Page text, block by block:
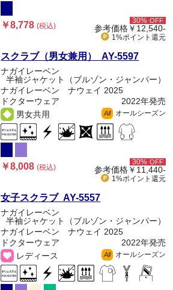
￥8,778(税込)
30% OFF
参考価格￥12,540-
1%ポイント 還元
スクラブ（男女兼用） AY-5597
ナガイレーベン
半袖ジャケット（ブルゾン・ジャンパー）
ナガイレーベン ナウェイ 2025
ドクターウェア
2022年発売
男女共用
All オールシーズン
￥8,008(税込)
30% OFF
参考価格￥11,440-
1%ポイント 還元
女子スクラブ AY-5557
ナガイレーベン
半袖ジャケット（ブルゾン・ジャンパー）
ナガイレーベン ナウェイ 2025
ドクターウェア
2022年発売
レディース
All オールシーズン